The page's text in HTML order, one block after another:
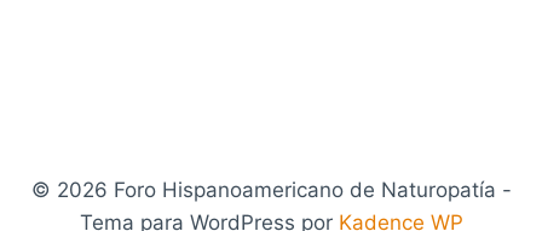
© 2026 Foro Hispanoamericano de Naturopatía -
Tema para WordPress por Kadence WP